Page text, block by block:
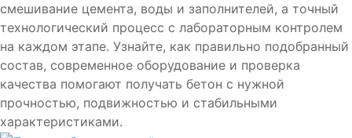
смешивание цемента, воды и заполнителей, а точный
технологический процесс с лабораторным контролем
на каждом этапе. Узнайте, как правильно подобранный
состав, современное оборудование и проверка
качества помогают получать бетон с нужной
прочностью, подвижностью и стабильными
характеристиками.